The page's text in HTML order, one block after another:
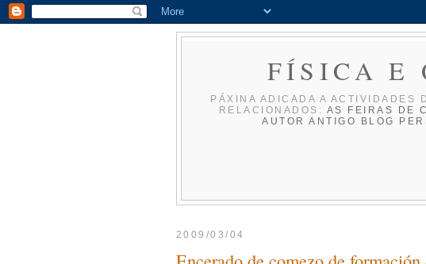
FÍSICA E
PÁXINA ADICADA A ACTIVIDADES
RELACIONADOS: AS FEIRAS DE
AUTOR ANTIGO BLOG
2009/03/04